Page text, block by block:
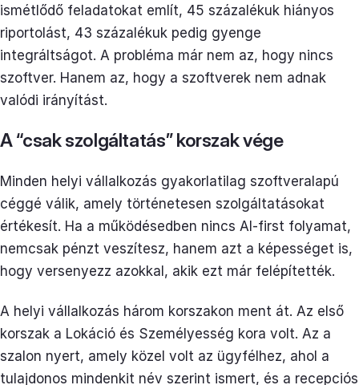
ismétlődő feladatokat említ, 45 százalékuk hiányos
riportolást, 43 százalékuk pedig gyenge
integráltságot. A probléma már nem az, hogy nincs
szoftver. Hanem az, hogy a szoftverek nem adnak
valódi irányítást.
A “csak szolgáltatás” korszak vége
Minden helyi vállalkozás gyakorlatilag szoftveralapú
céggé válik, amely történetesen szolgáltatásokat
értékesít. Ha a működésedben nincs AI-first folyamat,
nemcsak pénzt veszítesz, hanem azt a képességet is,
hogy versenyezz azokkal, akik ezt már felépítették.
A helyi vállalkozás három korszakon ment át. Az első
korszak a Lokáció és Személyesség kora volt. Az a
szalon nyert, amely közel volt az ügyfélhez, ahol a
tulajdonos mindenkit név szerint ismert, és a recepciós